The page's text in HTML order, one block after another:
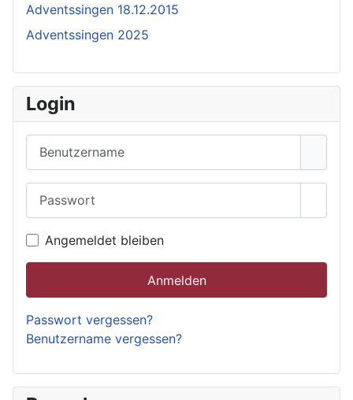
Adventssingen 18.12.2015
Adventssingen 2025
Login
Angemeldet bleiben
Anmelden
Passwort vergessen?
Benutzername vergessen?